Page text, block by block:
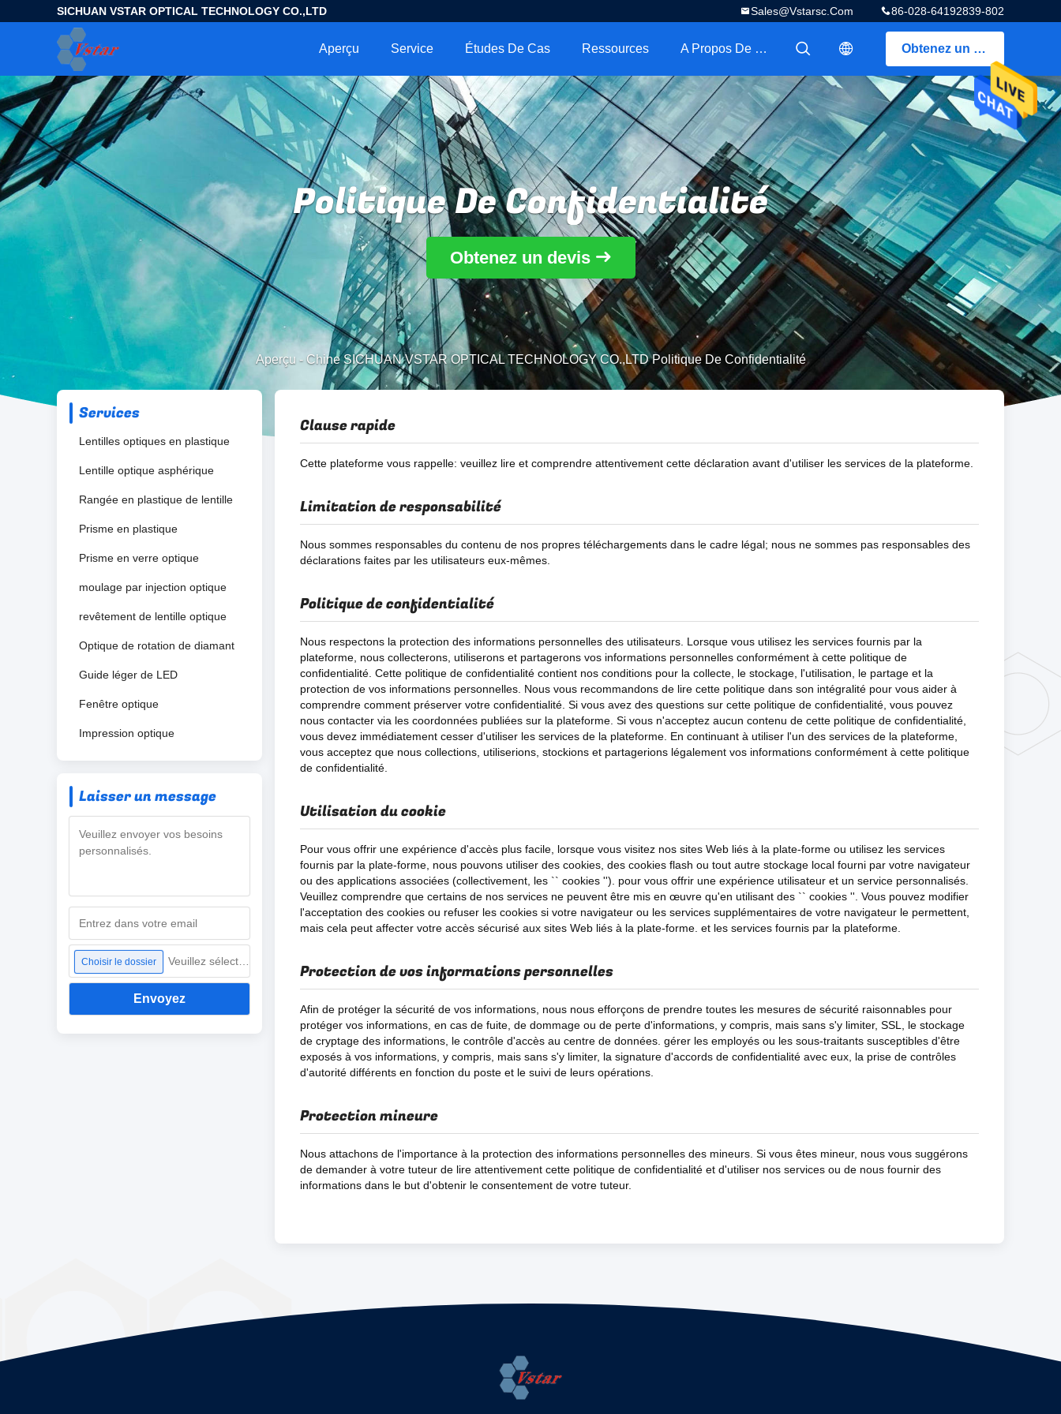
SICHUAN VSTAR OPTICAL TECHNOLOGY CO.,LTD 86-028-64192839-802
Sales@vstarsc.com
Obtenez un devis
描述
描述
Aperçu Service Études De Cas Ressources A Propos De Nous
Politique De Confidentialité
Obtenez un devis
Aperçu- Chine SICHUAN VSTAR OPTICAL TECHNOLOGY CO.,LTD Politique De Confidentialité
Services
Lentilles optiques en plastique
Lentille optique asphérique
Rangée en plastique de lentille
Prisme en plastique
Prisme en verre optique
moulage par injection optique
revêtement de lentille optique
Optique de rotation de diamant
Guide léger de LED
Fenêtre optique
Impression optique
Laisser un message
Choisir le dossier
Envoyez
Clause rapide
Cette plateforme vous rappelle: veuillez lire et comprendre attentivement cette déclaration avant d'utiliser les services de la plateforme.
Limitation de responsabilité
Nous sommes responsables du contenu de nos propres téléchargements dans le cadre légal; nous ne sommes pas responsables des
déclarations faites par les utilisateurs eux-mêmes.
Politique de confidentialité
Nous respectons la protection des informations personnelles des utilisateurs. Lorsque vous utilisez les services fournis par la
plateforme, nous collecterons, utiliserons et partagerons vos informations personnelles conformément à cette politique de
confidentialité. Cette politique de confidentialité contient nos conditions pour la collecte, le stockage, l'utilisation, le partage et la
protection de vos informations personnelles. Nous vous recommandons de lire cette politique dans son intégralité pour vous aider à
comprendre comment préserver votre confidentialité. Si vous avez des questions sur cette politique de confidentialité, vous pouvez
nous contacter via les coordonnées publiées sur la plateforme. Si vous n'acceptez aucun contenu de cette politique de confidentialité,
vous devez immédiatement cesser d'utiliser les services de la plateforme. En continuant à utiliser l'un des services de la plateforme,
vous acceptez que nous collections, utiliserions, stockions et partagerions légalement vos informations conformément à cette politique
de confidentialité.
Utilisation du cookie
Pour vous offrir une expérience d'accès plus facile, lorsque vous visitez nos sites Web liés à la plate-forme ou utilisez les services
fournis par la plate-forme, nous pouvons utiliser des cookies, des cookies flash ou tout autre stockage local fourni par votre navigateur
ou des applications associées (collectivement, les `` cookies ''). pour vous offrir une expérience utilisateur et un service personnalisés.
Veuillez comprendre que certains de nos services ne peuvent être mis en œuvre qu'en utilisant des `` cookies ''. Vous pouvez modifier
l'acceptation des cookies ou refuser les cookies si votre navigateur ou les services supplémentaires de votre navigateur le permettent,
mais cela peut affecter votre accès sécurisé aux sites Web liés à la plate-forme. et les services fournis par la plateforme.
Protection de vos informations personnelles
Afin de protéger la sécurité de vos informations, nous nous efforçons de prendre toutes les mesures de sécurité raisonnables pour
protéger vos informations, en cas de fuite, de dommage ou de perte d'informations, y compris, mais sans s'y limiter, SSL, le stockage
de cryptage des informations, le contrôle d'accès au centre de données. gérer les employés ou les sous-traitants susceptibles d'être
exposés à vos informations, y compris, mais sans s'y limiter, la signature d'accords de confidentialité avec eux, la prise de contrôles
d'autorité différents en fonction du poste et le suivi de leurs opérations.
Protection mineure
Nous attachons de l'importance à la protection des informations personnelles des mineurs. Si vous êtes mineur, nous vous suggérons
de demander à votre tuteur de lire attentivement cette politique de confidentialité et d'utiliser nos services ou de nous fournir des
informations dans le but d'obtenir le consentement de votre tuteur.